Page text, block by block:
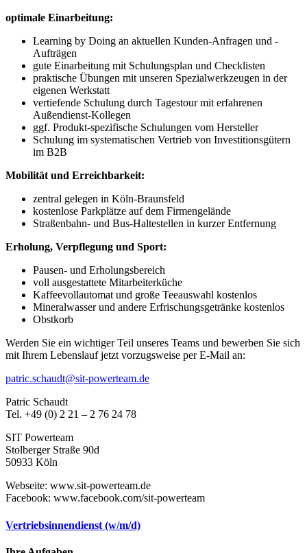
optimale Einarbeitung:
Learning by Doing an aktuellen Kunden-Anfragen und -
Aufträgen
gute Einarbeitung mit Schulungsplan und Checklisten
praktische Übungen mit unseren Spezialwerkzeugen in der
eigenen Werkstatt
vertiefende Schulung durch Tagestour mit erfahrenen
Außendienst-Kollegen
ggf. Produkt-spezifische Schulungen vom Hersteller
Schulung im systematischen Vertrieb von Investitionsgütern
im B2B
Mobilität und Erreichbarkeit:
zentral gelegen in Köln-Braunsfeld
kostenlose Parkplätze auf dem Firmengelände
Straßenbahn- und Bus-Haltestellen in kurzer Entfernung
Erholung, Verpflegung und Sport:
Pausen- und Erholungsbereich
voll ausgestattete Mitarbeiterküche
Kaffeevollautomat und große Teeauswahl kostenlos
Mineralwasser und andere Erfrischungsgetränke kostenlos
Obstkorb
Werden Sie ein wichtiger Teil unseres Teams und bewerben Sie sich
mit Ihrem Lebenslauf jetzt vorzugsweise per E-Mail an:
patric.schaudt@sit-powerteam.de
Patric Schaudt
Tel. +49 (0) 2 21 – 2 76 24 78
SIT Powerteam
Stolberger Straße 90d
50933 Köln
Webseite: www.sit-powerteam.de
Facebook: www.facebook.com/sit-powerteam
Vertriebsinnendienst (w/m/d)